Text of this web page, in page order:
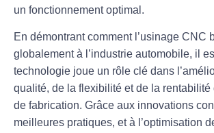
un fonctionnement optimal.
En démontrant comment l’usinage CNC
globalement à l’industrie automobile, il
technologie joue un rôle clé dans
qualité, de la flexibilité et de la rentabilité
de fabrication. Grâce aux innovations
meilleures pratiques, et à l’optimisation